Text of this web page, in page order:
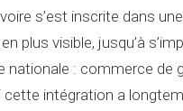
s’est inscrite dans
plus visible, jusqu’à
: commerce de
intégration a